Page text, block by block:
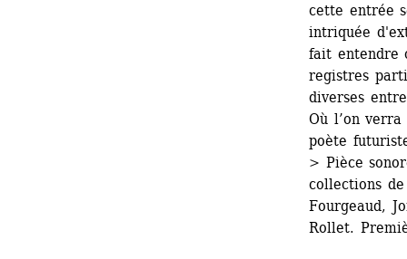
cette entrée
intriquée
fait entendre
registres
diverses
Où l’on
poète
> Pièce
collections
Fourgeaud,
Rollet.